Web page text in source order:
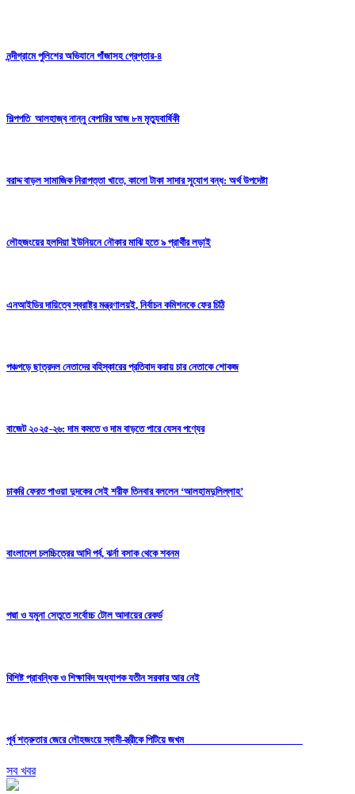
নন্দীগ্রামে পুলিশের অভিযানে গাঁজাসহ গ্রেপ্তার-৪
শিল্পপতি আলহাজ্ব নান্নু বেপারির আজ ৮ম মৃত্যুবার্ষিকী
বরাদ্দ বাড়ল সামাজিক নিরাপত্তা খাতে, কালো টাকা সাদার সুযোগ বন্ধ: অর্থ উপদেষ্টা
লৌহজংয়ের হলদিয়া ইউনিয়নে নৌকার মাঝি হতে ৯ প্রার্থীর লড়াই
এনআইডির দায়িত্বে স্বরাষ্ট্র মন্ত্রণালয়ই, নির্বাচন কমিশনকে ফের চিঠি
পঞ্চগড়ে ছাত্রদল নেতাদের বহিস্কারের প্রতিবাদ করায় চার নেতাকে শোকজ
বাজেট ২০২৫-২৬: দাম কমতে ও দাম বাড়তে পারে যেসব পণ্যের
চাকরি ফেরত পাওয়া দুদকের সেই শরীফ তিনবার বললেন ‘আলহামদুলিল্লাহ’
বাংলাদেশ চলচ্চিত্রের আদি পর্ব, ঝর্না বসাক থেকে শবনম
পদ্মা ও যমুনা সেতুতে সর্বোচ্চ টোল আদায়ের রেকর্ড
বিশিষ্ট প্রাবন্ধিক ও শিক্ষাবিদ অধ্যাপক যতীন সরকার আর নেই
পূর্ব শত্রুতার জেরে লৌহজংয়ে স্বামী-স্ত্রীকে পিটিয়ে জখম
সব খবর